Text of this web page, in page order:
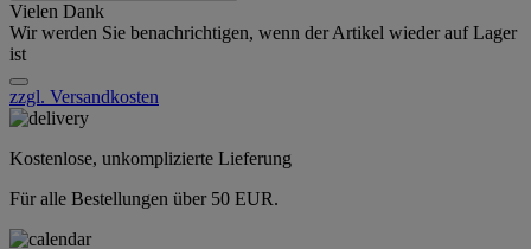
Vielen Dank
Wir werden Sie benachrichtigen, wenn der Artikel wieder auf Lager
ist
zzgl. Versandkosten
Kostenlose, unkomplizierte Lieferung
Für alle Bestellungen über 50 EUR.